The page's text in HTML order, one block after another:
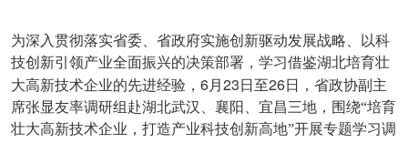
为深入贯彻落实省委、省政府实施创新驱动发展战略、以科
技创新引领产业全面振兴的决策部署，学习借鉴湖北培育壮
大高新技术企业的先进经验， 6月 23 日至26日，省政协副主
席张显友率调研组赴湖北武汉、襄阳、宜昌三地，围绕“培育
壮大高新技术企业，打造产业科技创新高地”开展专题学习调